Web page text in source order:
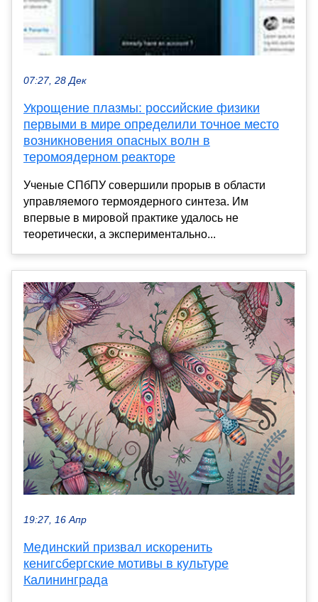
07:27, 28 Дек
Укрощение плазмы: российские физики
первыми в мире определили точное место
возникновения опасных волн в
теромоядерном реакторе
Ученые СПбПУ совершили прорыв в области
управляемого термоядерного синтеза. Им
впервые в мировой практике удалось не
теоретически, а экспериментально...
19:27, 16 Апр
Мединский призвал искоренить
кенигсбергские мотивы в культуре
Калининграда